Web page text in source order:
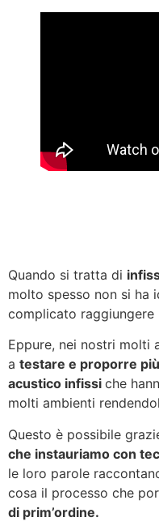
Quando si tratta di
molto spesso non si ha
complicato
Eppure, nei nostri molti
a testare e proporre
acustico infissi che
molti ambienti
Questo è possibile
che instauriamo con
le loro parole
cosa il processo che
di prim’ordine.